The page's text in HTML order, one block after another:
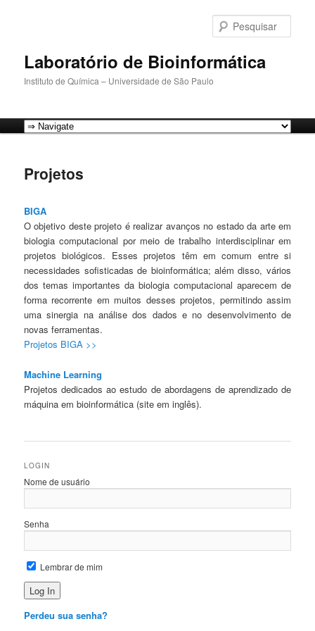
principalLaboratório de Bioinformática
Instituto de Química – Universidade de São Paulo
Projetos
BIGA
O objetivo deste projeto é realizar avanços no estado da arte em
biologia computacional por meio de trabalho interdisciplinar em
projetos biológicos. Esses projetos têm em comum entre si
necessidades sofisticadas de bioinformática; além disso, vários
dos temas importantes da biologia computacional aparecem de
forma recorrente em muitos desses projetos, permitindo assim
uma sinergia na análise dos dados e no desenvolvimento de
novas ferramentas.
Projetos BIGA >>
Machine Learning
Projetos dedicados ao estudo de abordagens de aprendizado de
máquina em bioinformática (site em inglês).
LOGIN
Nome de usuário
Senha
Lembrar de mim
Perdeu sua senha?